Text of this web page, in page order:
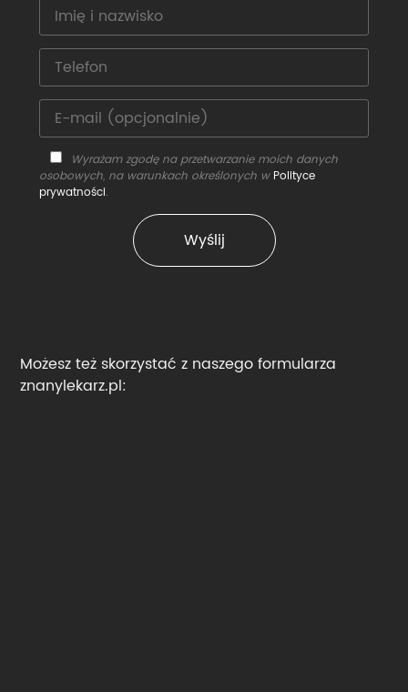
Wyrażam zgodę na przetwarzanie moich danych
osobowych, na warunkach określonych w Polityce
prywatności.
Możesz też skorzystać z naszego formularza
znanylekarz.pl: